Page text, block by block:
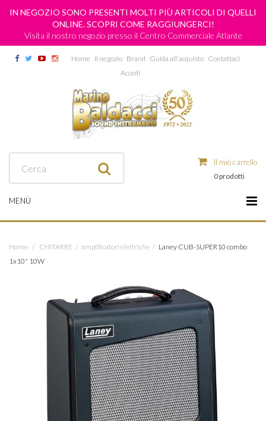
IN NEGOZIO SONO PRESENTI MOLTI PIÙ ARTICOLI DI QUELLI
ONLINE. SCOPRI COME RAGGIUNGERCI!
Visita il nostro negozio presso il Centro Commerciale Atlante
Home Il negozio Brand Guida all'acquisto Contattaci
Accedi
Il mio carrello
0 prodotti
MENÙ
Home / CHITARRE / amplificatori elettriche / Laney CUB-SUPER10 combo
1x10" 10W